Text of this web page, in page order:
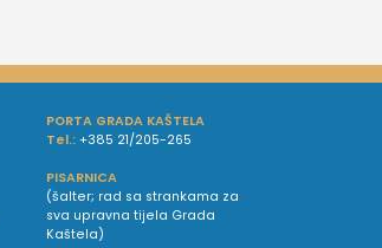
PORTA GRADA KAŠTELA
Tel.: +385 21/205-265
PISARNICA
(šalter; rad sa strankama za
sva upravna tijela Grada
Kaštela)